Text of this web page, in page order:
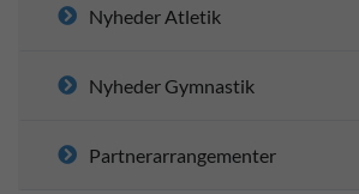
Nyheder Atletik
Nyheder Gymnastik
Partnerarrangementer